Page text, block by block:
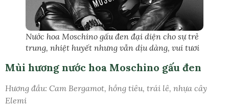
Nước hoa Moschino gấu đen đại diện cho sự trẻ
trung, nhiệt huyết nhưng vẫn dịu dàng, vui tươi
Mùi hương nước hoa Moschino gấu đen
Hương đầu: Cam Bergamot, hồng tiêu, trái lê, nhựa cây
Elemi